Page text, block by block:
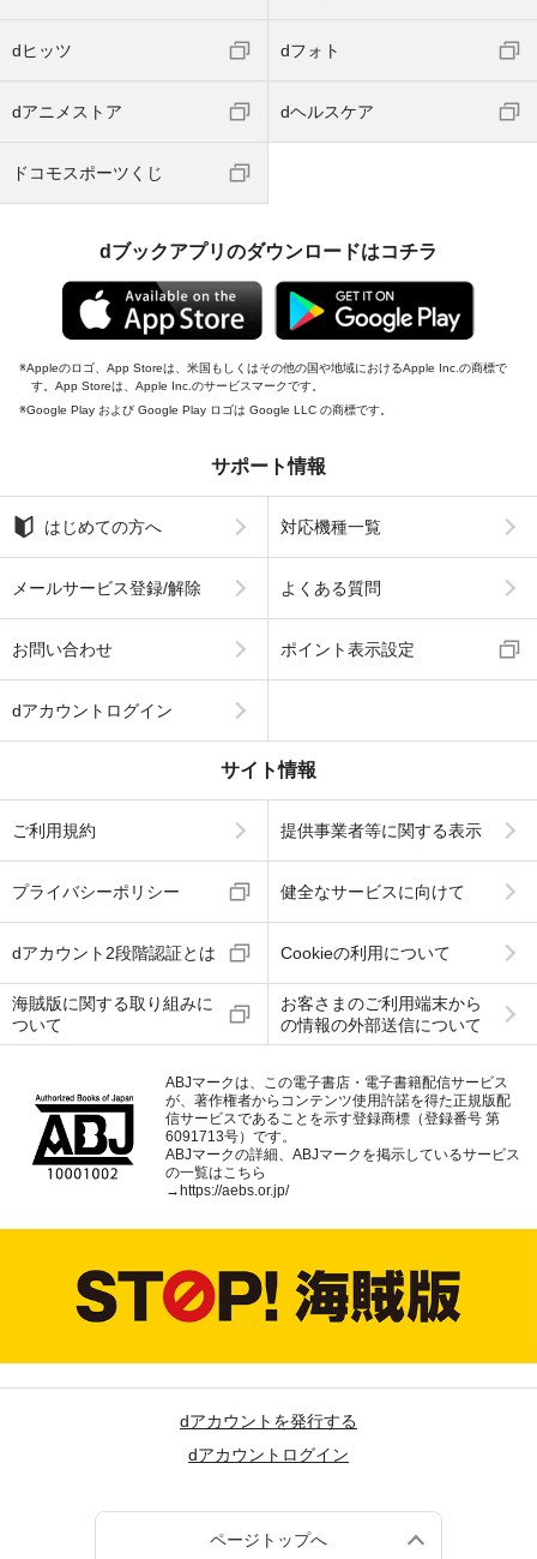
dヒッツ dフォト
dアニメストア dヘルスケア
ドコモスポーツくじ
dブックアプリのダウンロードはコチラ
Appleのロゴ、App Storeは、米国もしくはその他の国や地域におけるApple Inc.の商標で
す。App Storeは、Apple Inc.のサービスマークです。
Google Play および Google Play ロゴは Google LLC の商標です。
サポート情報
はじめての方へ 対応機種一覧
メールサービス登録/解除 よくある質問
お問い合わせ ポイント表示設定
dアカウントログイン
サイト情報
ご利用規約 提供事業者等に関する表示
プライバシーポリシー 健全なサービスに向けて
dアカウント2段階認証とは Cookieの利用について
海賊版に関する取り組みに
ついて
お客さまのご利用端末から
の情報の外部送信について
ABJマークは、この電子書店・電子書籍配信サービス
が、著作権者からコンテンツ使用許諾を得た正規版配
信サービスであることを示す登録商標（登録番号 第
6091713号）です。
ABJマークの詳細、ABJマークを掲示しているサービス
の一覧はこちら
→ https://aebs.or.jp/
dアカウントを発行する
dアカウントログイン
ページトップへ